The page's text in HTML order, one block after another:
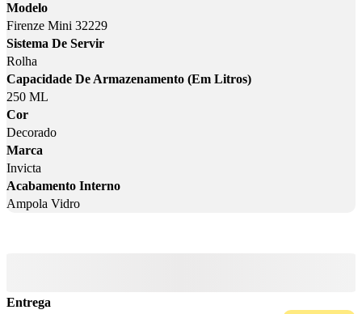
Modelo
Firenze Mini 32229
Sistema De Servir
Rolha
Capacidade De Armazenamento (Em Litros)
250 ML
Cor
Decorado
Marca
Invicta
Acabamento Interno
Ampola Vidro
Entrega